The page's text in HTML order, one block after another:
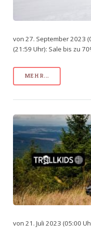
von 27. September 2023
(21:59 Uhr): Sale bis zu
MEHR...
von 21. Juli 2023 (05:00